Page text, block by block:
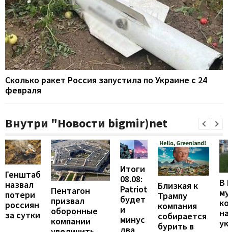
Сколько ракет Россия запустила по Украине с 24
февраля
Внутри "Новости bigmir)net
Генштаб
назвал
потери
россиян
за сутки
Пентагон
призвал
оборонные
компании
Итоги
08.08:
Patriot
будет
и
минус
Близкая к
Трампу
компания
собирается
бурить в
В